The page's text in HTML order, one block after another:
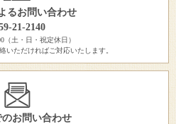
るお問い合わせ
21-2140
（土・日・祝定休日）
いただければご対応いたします。
のお問い合わせ